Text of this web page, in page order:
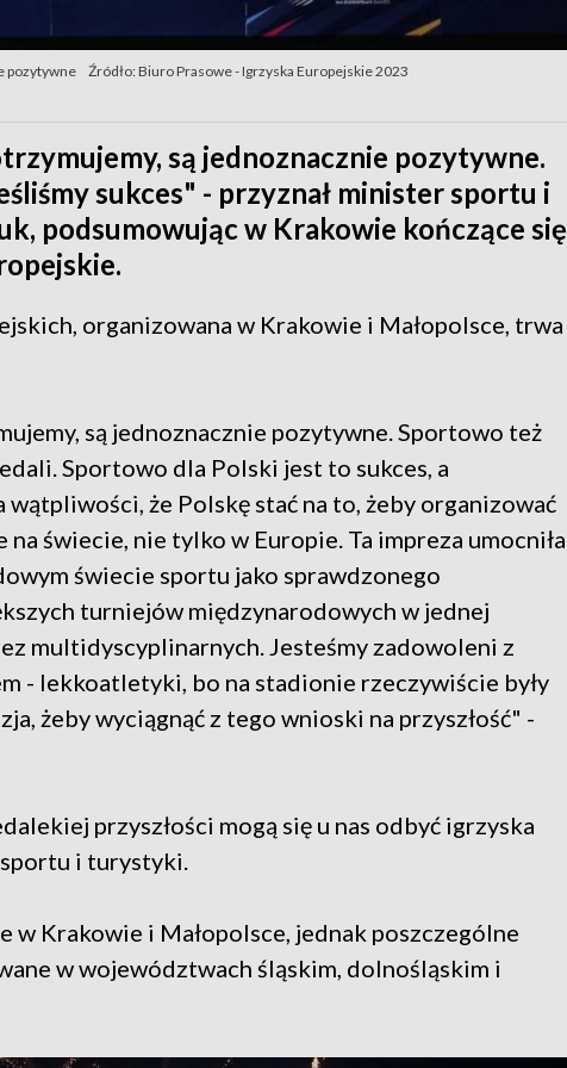
pozytywne Źródło: Biuro Prasowe - Igrzyska Europejskie 2023
są jednoznacznie pozytywne.
sukces" - przyznał minister sportu i
podsumowując w Krakowie kończące się
organizowana w Krakowie i Małopolsce, trwa
są jednoznacznie pozytywne. Sportowo też
Sportowo dla Polski jest to sukces, a
że Polskę stać na to, żeby organizować
świecie, nie tylko w Europie. Ta impreza umocniła
świecie sportu jako sprawdzonego
turniejów międzynarodowych w jednej
multidyscyplinarnych. Jesteśmy zadowoleni z
- lekkoatletyki, bo na stadionie rzeczywiście były
żeby wyciągnąć z tego wnioski na przyszłość" -
przyszłości mogą się u nas odbyć igrzyska
i turystyki.
w Krakowie i Małopolsce, jednak poszczególne
w województwach śląskim, dolnośląskim i